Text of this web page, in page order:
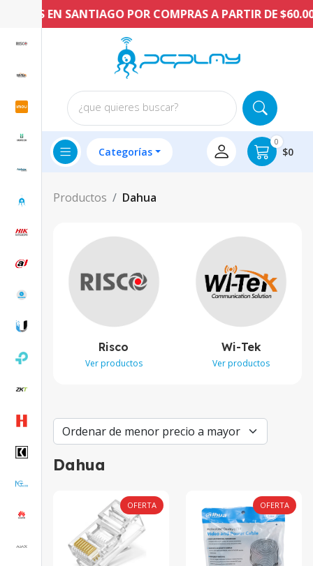
EN SANTIAGO POR COMPRAS A PARTIR DE $60.000
¿que quieres buscar?
Categorías
0
$0
Productos Dahua
Risco
Ver productos
Wi-Tek
Ver productos
Dahua
OFERTA OFERTA